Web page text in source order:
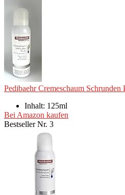
Pedibaehr Cremeschaum
Inhalt: 125ml
Bei Amazon kaufen
Bestseller Nr. 3